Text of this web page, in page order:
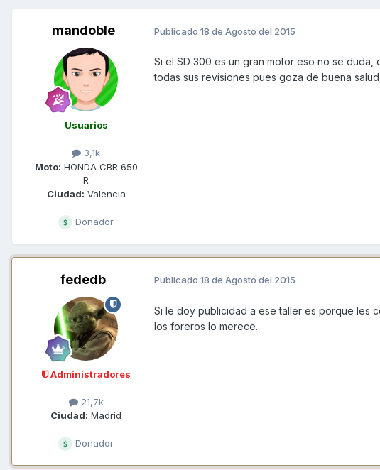
mandoble
Usuarios
3,1k
Moto: HONDA CBR 650
R
Ciudad: Valencia
Donador
Publicado 18 de Agosto del 2015
Si el SD 300 es un gran motor eso no se
todas sus revisiones pues goza de buena
fededb
Administradores
21,7k
Ciudad: Madrid
Donador
Publicado 18 de Agosto del 2015
Si le doy publicidad a ese taller es porque les
los foreros lo merece.